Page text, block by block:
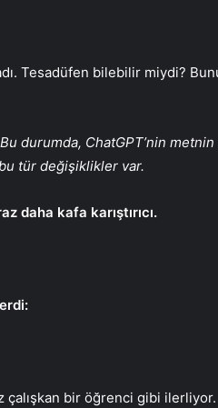
Tesadüfen bilebilir miydi?
durumda, ChatGPT’nin
tür değişiklikler var.
daha kafa karıştırıcı.
çalışkan bir öğrenci gibi